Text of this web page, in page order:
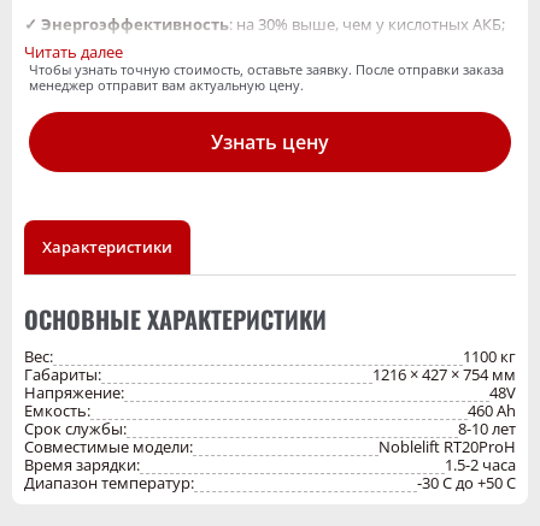
✓ Энергоэффективность: на 30% выше, чем у кислотных АКБ;
✓ Минимальное обслуживание
: без долива воды и коррозии;
✓ Безопасность
: встроенная BMS, защита от перегрева и
короткого замыкания.
Читать далее
Чтобы узнать точную стоимость, оставьте заявку. После отправки заказа
менеджер отправит вам актуальную цену.
Узнать цену
Характеристики
ОСНОВНЫЕ ХАРАКТЕРИСТИКИ
Вес:
1100 кг
Габариты:
1216 × 427 × 754 мм
Напряжение:
48V
Емкость:
460 Ah
Срок службы:
8-10 лет
Совместимые модели:
Noblelift RT20ProH
Время зарядки:
1.5-2 часа
Диапазон температур:
-30 C до +50 C